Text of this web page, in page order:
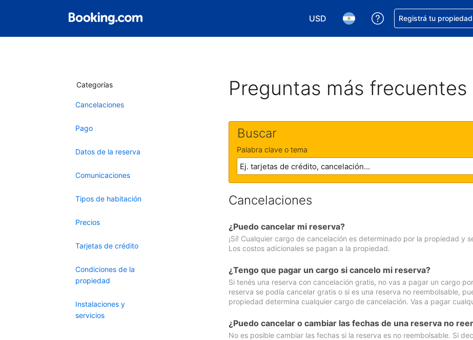
USD
Elegir la moneda. Tu moneda actual es
Elegir el idioma. El idioma que
Conseguí ayuda con
Registrá tu propiedad
Categorías
Cancelaciones
Pago
Datos de la reserva
Comunicaciones
Tipos de habitación
Precios
Tarjetas de crédito
Condiciones de la
propiedad
Instalaciones y
servicios
Preguntas más frecuentes
Buscar
Palabra clave o tema
Cancelaciones
¿Puedo cancelar mi reserva?
¡Sí! Cualquier cargo de cancelación es determinado por la propiedad y
Los costos adicionales se pagan a la propiedad.
¿Tengo que pagar un cargo si cancelo mi reserva?
Si tenés una reserva con cancelación gratis, no vas a pagar un cargo
reserva se podía cancelar gratis o si es una reserva no reembolsable,
propiedad determina cualquier cargo de cancelación. Vas a pagar
¿Puedo cancelar o cambiar las fechas de una reserva no
No es posible cambiar las fechas si la reserva es no reembolsable. Si